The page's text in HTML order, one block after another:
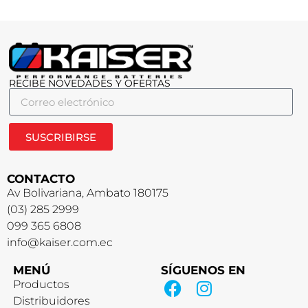
RECIBE NOVEDADES Y OFERTAS
SUSCRIBIRSE
CONTACTO
Av Bolivariana, Ambato 180175
(03) 285 2999
099 365 6808
info@kaiser.com.ec
MENÚ
Productos
Distribuidores
SÍGUENOS EN